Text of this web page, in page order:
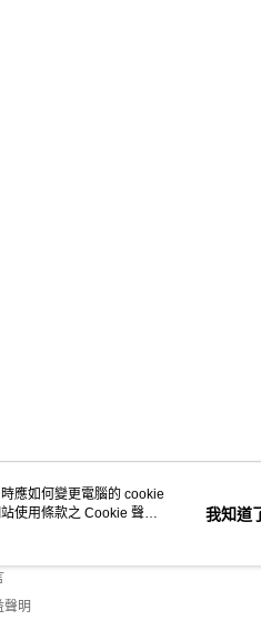
訊
聲明
應如何變更電腦的 cookie
使用條款之 Cookie 聲明
我知道